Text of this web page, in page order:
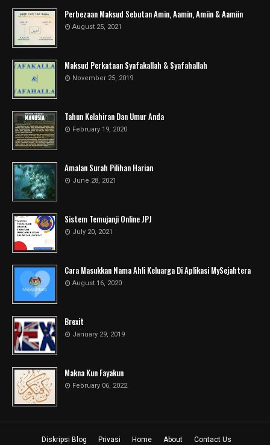
Perbezaan Maksud Sebutan Amin, Aamin, Amiin & Aamiin
August 25, 2021
Maksud Perkataan Syafakallah & Syafahallah
November 25, 2019
Tahun Kelahiran Dan Umur Anda
February 19, 2020
Amalan Surah Pilihan Harian
June 28, 2021
Sistem Temujanji Online JPJ
July 20, 2021
Cara Masukkan Nama Ahli Keluarga Di Aplikasi MySejahtera
August 16, 2020
Brexit
January 29, 2019
Makna Kun Fayakun
February 06, 2022
Diskripsi Blog Privasi Home About Contact Us